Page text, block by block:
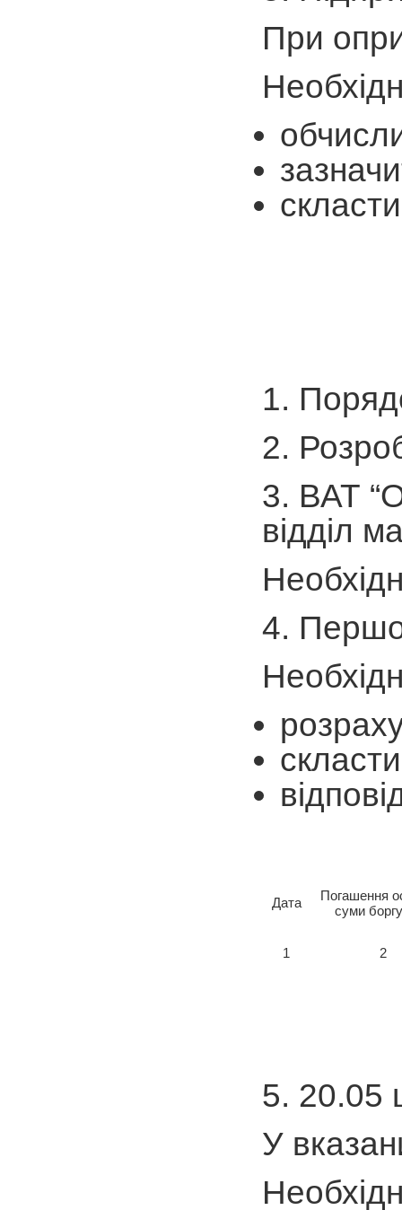
При
1.
2.
3. ВАТ
відділ
4.
Дата
Погашення
суми
1 2
5. 20.05
У